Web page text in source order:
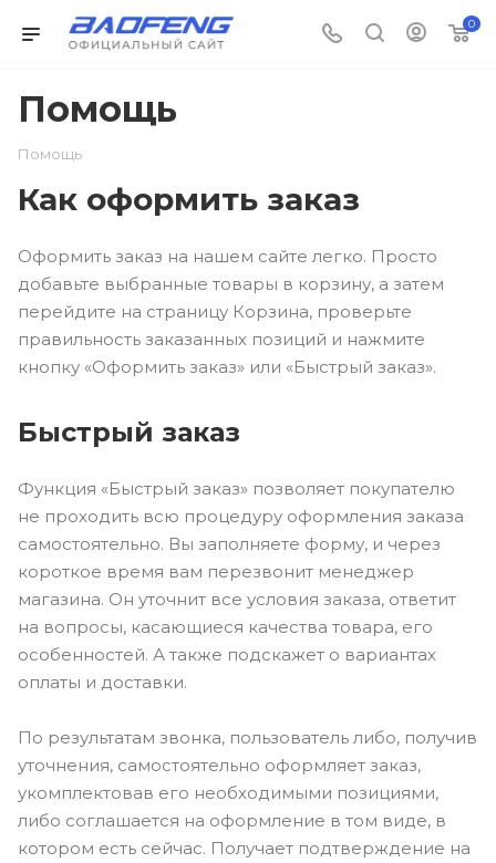
0
Помощь
Помощь
Как оформить заказ
Оформить заказ на нашем сайте легко. Просто
добавьте выбранные товары в корзину, а затем
перейдите на страницу Корзина, проверьте
правильность заказанных позиций и нажмите
кнопку «Оформить заказ» или «Быстрый заказ».
Быстрый заказ
Функция «Быстрый заказ» позволяет покупателю
не проходить всю процедуру оформления заказа
самостоятельно. Вы заполняете форму, и через
короткое время вам перезвонит менеджер
магазина. Он уточнит все условия заказа, ответит
на вопросы, касающиеся качества товара, его
особенностей. А также подскажет о вариантах
оплаты и доставки.
По результатам звонка, пользователь либо, получив
уточнения, самостоятельно оформляет заказ,
укомплектовав его необходимыми позициями,
либо соглашается на оформление в том виде, в
котором есть сейчас. Получает подтверждение на